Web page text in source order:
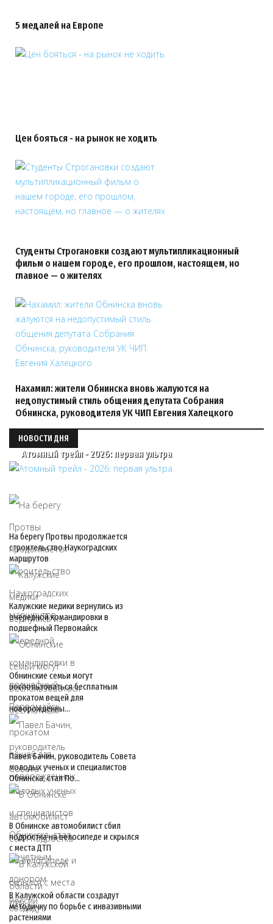
5 медалей на Европе
Цен бояться - на рынок не ходить
Студенты Строгановки создают мультипликационный
фильм о нашем городе, его прошлом, настоящем, но
главное — о жителях
Нахамил: жители Обнинска вновь жалуются на
недопустимый стиль общения депутата Собрания
Обнинска, руководителя УК ЧИП Евгения Халецкого
НОВОСТИ ДНЯ
Атомный трейл - 2026: первая ультра
На берегу Протвы продолжается
строительство Наукоградских
маршрутов
Калужские медики вернулись из
очередной командировки в
подшефный Первомайск
Обнинские семьи могут
воспользоваться бесплатным
прокатом вещей для
новорожденны…
Павел Бачин, руководитель Совета
молодых ученых и специалистов
Обнинска, стал По…
В Обнинске автомобилист сбил
подростка на велосипеде и скрылся
с места ДТП
В Калужской области создадут
методичку по борьбе с инвазивными
растениями